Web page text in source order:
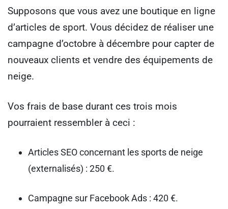
Supposons que vous avez une boutique en ligne
d’articles de sport. Vous décidez de réaliser une
campagne d’octobre à décembre pour capter de
nouveaux clients et vendre des équipements de
neige.
Vos frais de base durant ces trois mois
pourraient ressembler à ceci :
Articles SEO concernant les sports de neige
(externalisés) : 250 €.
Campagne sur Facebook Ads : 420 €.